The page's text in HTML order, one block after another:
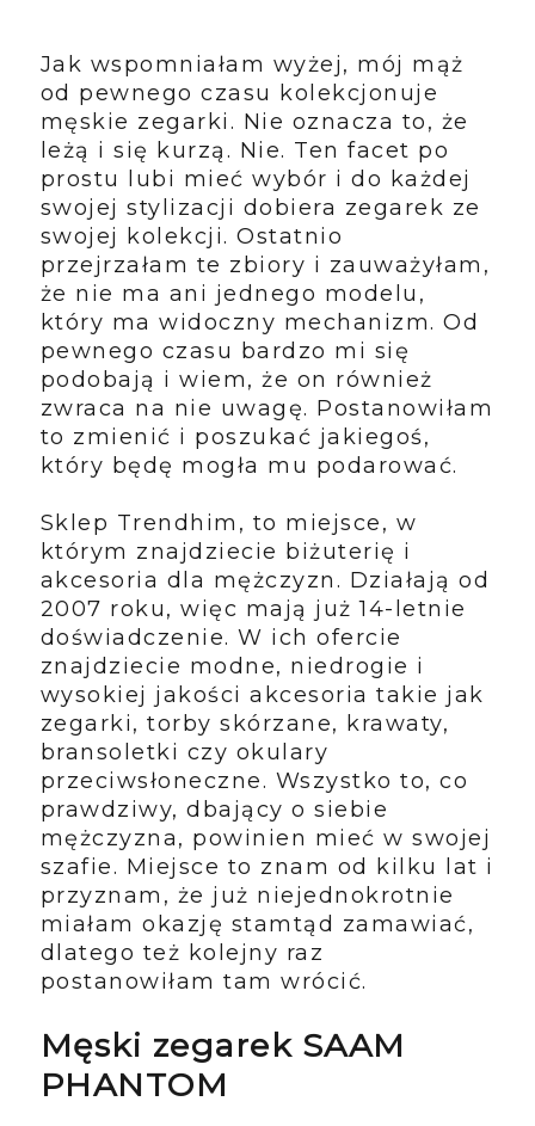
Jak wspomniałam wyżej, mój mąż
od pewnego czasu kolekcjonuje
męskie zegarki. Nie oznacza to, że
leżą i się kurzą. Nie. Ten facet po
prostu lubi mieć wybór i do każdej
swojej stylizacji dobiera zegarek ze
swojej kolekcji. Ostatnio
przejrzałam te zbiory i zauważyłam,
że nie ma ani jednego modelu,
który ma widoczny mechanizm. Od
pewnego czasu bardzo mi się
podobają i wiem, że on również
zwraca na nie uwagę. Postanowiłam
to zmienić i poszukać jakiegoś,
który będę mogła mu podarować.
Sklep Trendhim, to miejsce, w
którym znajdziecie biżuterię i
akcesoria dla mężczyzn. Działają od
2007 roku, więc mają już 14-letnie
doświadczenie. W ich ofercie
znajdziecie modne, niedrogie i
wysokiej jakości akcesoria takie jak
zegarki, torby skórzane, krawaty,
bransoletki czy okulary
przeciwsłoneczne. Wszystko to, co
prawdziwy, dbający o siebie
mężczyzna, powinien mieć w swojej
szafie. Miejsce to znam od kilku lat i
przyznam, że już niejednokrotnie
miałam okazję stamtąd zamawiać,
dlatego też kolejny raz
postanowiłam tam wrócić.
Męski zegarek SAAM
PHANTOM